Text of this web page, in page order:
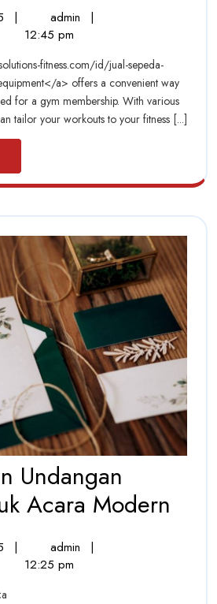
Fit
the
January
| admin
The
Home
Cardio
Equipment:
How
Without
House
|
12:45 pm
a> offers a convenient way
for a gym membership. With various
tailor your workouts to your fitness [...]
Undangan
Acara Modern
January
| admin
Keunggulan
|
12:25 pm